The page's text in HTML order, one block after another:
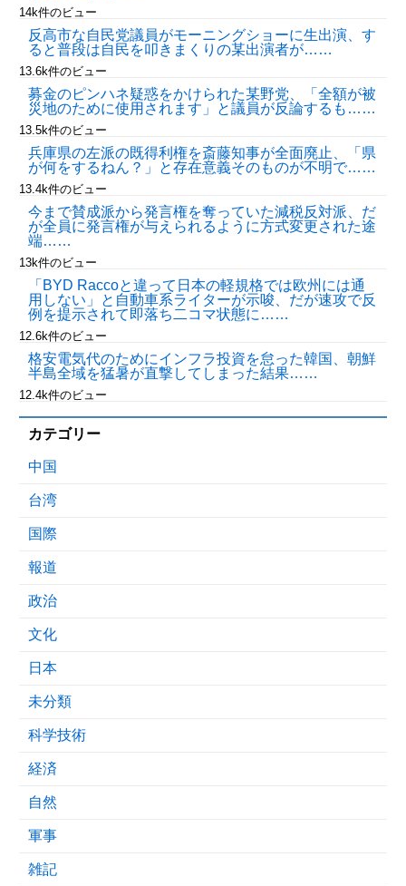
14k件のビュー
反高市な自民党議員がモーニングショーに生出演、す
ると普段は自民を叩きまくりの某出演者が……
13.6k件のビュー
募金のピンハネ疑惑をかけられた某野党、「全額が被
災地のために使用されます」と議員が反論するも……
13.5k件のビュー
兵庫県の左派の既得利権を斎藤知事が全面廃止、「県
が何をするねん？」と存在意義そのものが不明で……
13.4k件のビュー
今まで賛成派から発言権を奪っていた減税反対派、だ
が全員に発言権が与えられるように方式変更された途
端……
13k件のビュー
「BYD Raccoと違って日本の軽規格では欧州には通
用しない」と自動車系ライターが示唆、だが速攻で反
例を提示されて即落ち二コマ状態に……
12.6k件のビュー
格安電気代のためにインフラ投資を怠った韓国、朝鮮
半島全域を猛暑が直撃してしまった結果……
12.4k件のビュー
カテゴリー
中国
台湾
国際
報道
政治
文化
日本
未分類
科学技術
経済
自然
軍事
雑記